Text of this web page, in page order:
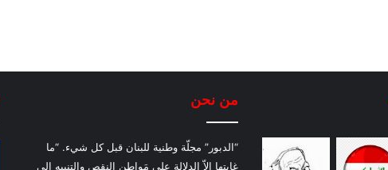
من نحن
“الدبور” مجلّة وطنية للبنان قبل كل شيء. “ما
غايتها إلاّ الدلالة على مَواطن النقص والتنبيه إلى